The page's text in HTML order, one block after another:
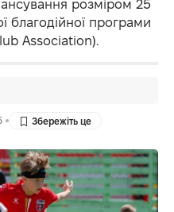
розміром 25
благодійної програми
Association).